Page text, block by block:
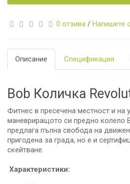
0 отзива / Напишете
Описание Спецификация
Bob Количка
Фитнес в пресечена местност и на
маневриращото си предно колело
предлага пълна свобода на
пригодена за града, но е и
скейтване.
Характеристики: